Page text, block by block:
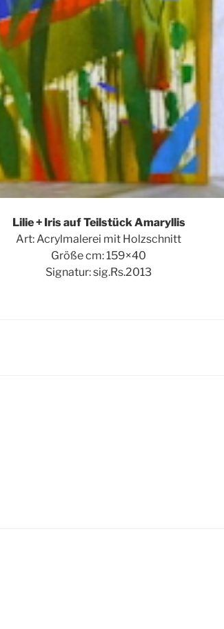
Lilie + Iris auf Teilstück Amaryllis
Art: Acrylmalerei mit Holzschnitt
Größe cm: 159×40
Signatur: sig.Rs.2013